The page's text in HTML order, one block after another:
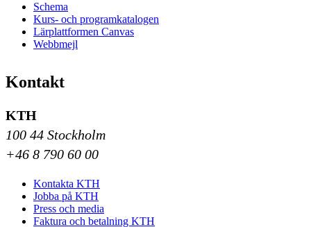
Schema
Kurs- och programkatalogen
Lärplattformen Canvas
Webbmejl
Kontakt
KTH
100 44 Stockholm
+46 8 790 60 00
Kontakta KTH
Jobba på KTH
Press och media
Faktura och betalning KTH